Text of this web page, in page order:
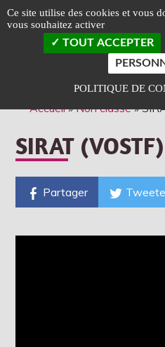
Classé Art
Label
Accueil»Non classé»
SIRAT (VOSTF)
Partager
Panneau de gestion des cookies
Ce site utilise des cookies et vous
vous souhaitez activer
TOUT ACCEPTER
POLITIQUE DE